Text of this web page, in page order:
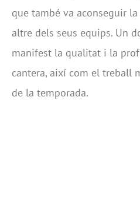
que també va aconseguir la
altre dels seus equips. Un
manifest la qualitat i la
cantera, així com el treball
de la temporada.